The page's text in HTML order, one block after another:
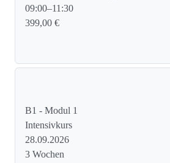
09:00–11:30
399,00 €
B1 - Modul 1
Intensivkurs
28.09.2026
3 Wochen